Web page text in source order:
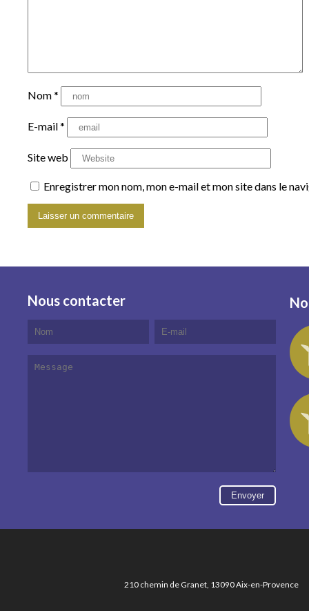
Nom*
E-mail*
Site web
Enregistrer mon nom, mon e-mail et mon site dans le
Nous contacter
210 chemin de Granet, 13090 Aix-en-Provence